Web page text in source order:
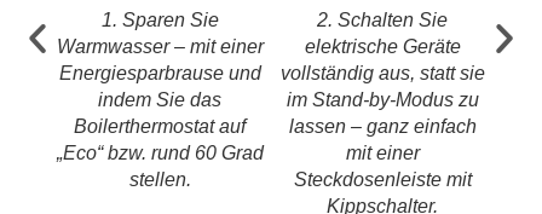
1. Sparen Sie
Warmwasser – mit einer
Energiesparbrause und
indem Sie das
Boilerthermostat auf
„Eco“ bzw. rund 60 Grad
stellen.
2. Schalten Sie
elektrische Geräte
vollständig aus, statt sie
im Stand-by-Modus zu
lassen – ganz einfach
mit einer
Steckdosenleiste mit
Kippschalter.